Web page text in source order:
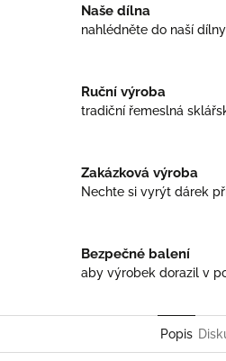
Naše dílna
nahlédněte do naší dílny
Ruční výroba
tradiční řemeslná
Zakázková výroba
Nechte si vyrýt dárek
Bezpečné balení
aby výrobek dorazil v
Popis